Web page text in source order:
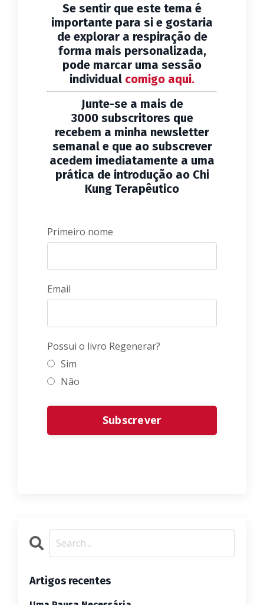
Se sentir que este tema é
importante para si e gostaria
de explorar a respiração de
forma mais personalizada,
pode marcar uma sessão
individual comigo aqui.
Junte-se a mais de
3000 subscritores que
recebem a minha newsletter
semanal e que ao subscrever
acedem imediatamente a uma
prática de introdução ao Chi
Kung Terapêutico
Primeiro nome
Email
Possui o livro Regenerar?
Sim
Não
Form
submission[]Subscrever
Artigos recentes